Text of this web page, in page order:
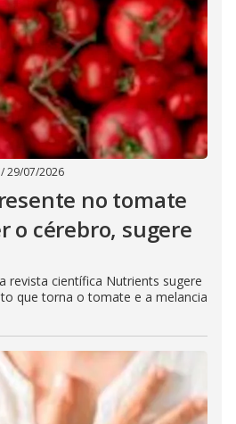
/29/07/2026
no tomate
o cérebro, sugere
revista científica Nutrients sugere
que torna o tomate e a melancia